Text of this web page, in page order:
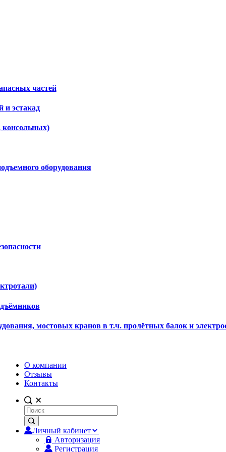
частей
и эстакад
консольных)
оборудования
мостовых кранов в т.ч. пролётных балок и
О компании
Отзывы
Контакты
Личный кабинет
Авторизация
Регистрация